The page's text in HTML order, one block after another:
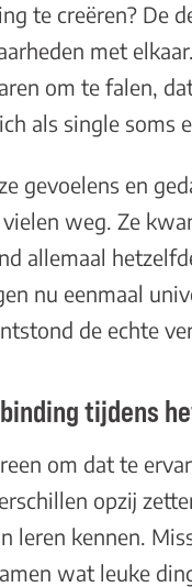
te creëren? De
met
om te falen,
als single soms
gevoelens en
weg. Ze
allemaal
nu eenmaal
de echte
tijdens
om dat te
opzij
leren kennen.
wat leuke